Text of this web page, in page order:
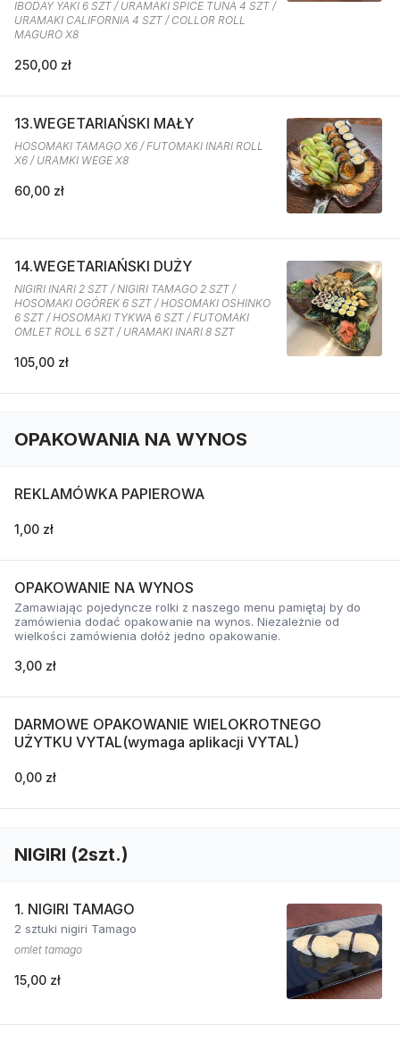
IBODAY YAKI 6 SZT / URAMAKI SPICE TUNA 4 SZT /
URAMAKI CALIFORNIA 4 SZT / COLLOR ROLL
MAGURO X8
250,00 zł
13.WEGETARIAŃSKI MAŁY
HOSOMAKI TAMAGO X6 / FUTOMAKI INARI ROLL
X6 / URAMKI WEGE X8
60,00 zł
14.WEGETARIAŃSKI DUŻY
NIGIRI INARI 2 SZT / NIGIRI TAMAGO 2 SZT /
HOSOMAKI OGÓREK 6 SZT / HOSOMAKI OSHINKO
6 SZT / HOSOMAKI TYKWA 6 SZT / FUTOMAKI
OMLET ROLL 6 SZT / URAMAKI INARI 8 SZT
105,00 zł
OPAKOWANIA NA WYNOS
REKLAMÓWKA PAPIEROWA
1,00 zł
OPAKOWANIE NA WYNOS
Zamawiając pojedyncze rolki z naszego menu pamiętaj by do
zamówienia dodać opakowanie na wynos. Niezależnie od
wielkości zamówienia dołóż jedno opakowanie.
3,00 zł
DARMOWE OPAKOWANIE WIELOKROTNEGO
UŻYTKU VYTAL(wymaga aplikacji VYTAL)
0,00 zł
NIGIRI (2szt.)
1. NIGIRI TAMAGO
2 sztuki nigiri Tamago
omlet tamago
15,00 zł